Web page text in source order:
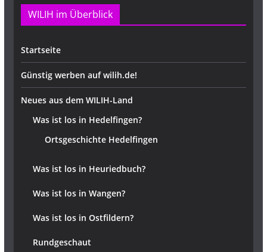
WILIH im Überblick
Startseite
Günstig werben auf wilih.de!
Neues aus dem WILIH-Land
Was ist los in Hedelfingen?
Ortsgeschichte Hedelfingen
Was ist los in Heuriedbuch?
Was ist los in Wangen?
Was ist los in Ostfildern?
Rundgeschaut